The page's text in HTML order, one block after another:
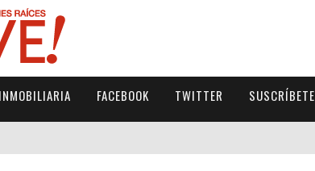
FACEBOOK TWITTER SUSCRÍBETE